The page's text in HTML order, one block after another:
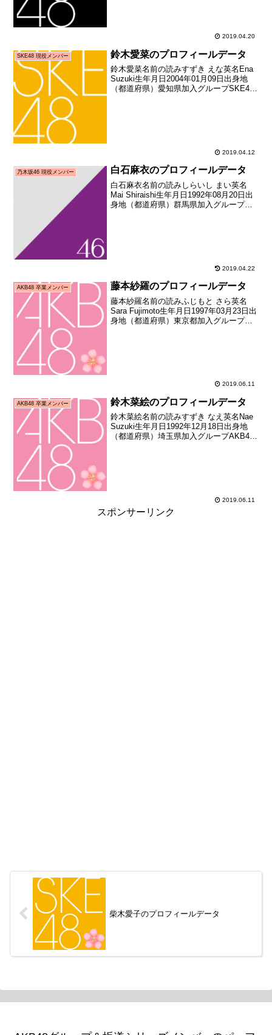
2019.04.20
SKE48 現役メンバー 鈴木愛菜のプロフィールデータ
鈴木愛菜名前の読みすずき えな英名Ena
Suzuki生年月日2004年01月09日出身地
（都道府県）愛知県加入グループSKE48
2019.04.12
乃木坂46 現役メンバー 白石麻衣のプロフィールデータ
白石麻衣名前の読みしらいし まい英名
Mai Shiraishi生年月日1992年08月20日出
身地（都道府県）群馬県加入グループ乃
2019.04.22
AKB48 卒業メンバー 藤本紗羅のプロフィールデータ
藤本紗羅名前の読みふじもと さら英名
Sara Fujimoto生年月日1997年03月23日出
身地（都道府県）東京都加入グループ
2019.06.11
AKB48 卒業メンバー 鈴木菜絵のプロフィールデータ
鈴木菜絵名前の読みすずき なえ英名Nae
Suzuki生年月日1992年12月18日出身地
（都道府県）埼玉県加入グループAKB48
2019.06.11
スポンサーリンク
柴木愛子のプロフィールデータ